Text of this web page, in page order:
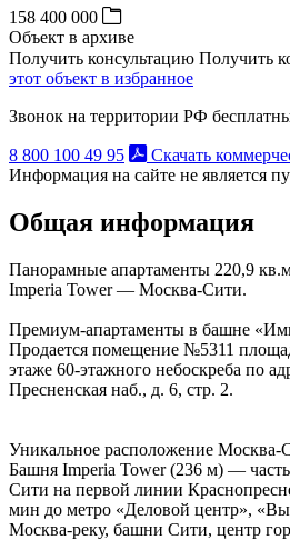
158 400 000
Объект в архиве
Получить консультацию Получить
этот объект в избранное
Звонок на территории РФ
8 800 100 49 95
Скачать
Информация на сайте не является
Общая информация
Панорамные апартаменты 220,9
Imperia Tower — Москва-Сити.
Премиум-апартаменты в башне
Продается помещение №5311
этаже 60-этажного небоскреба по
Пресненская наб., д. 6, стр. 2.
Уникальное расположение Москва-
Башня Imperia Tower (236 м) —
Сити на первой линии
мин до метро «Деловой центр»,
Москва-реку, башни Сити, центр